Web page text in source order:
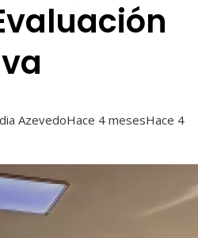
AzevedoHace 4 mesesHace 4